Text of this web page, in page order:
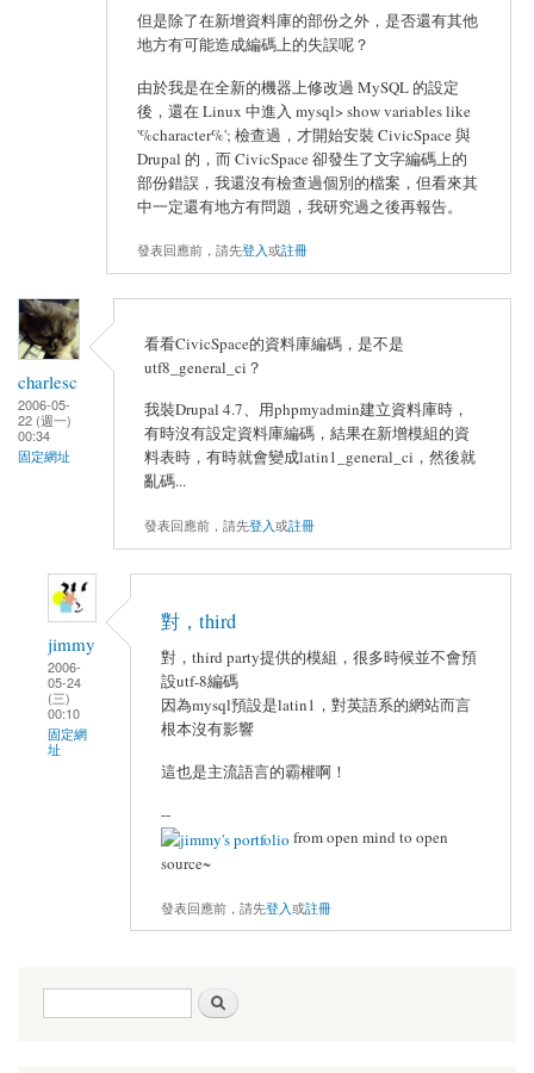
但是除了在新增資料庫的部份之外，是否還有其他
地方有可能造成編碼上的失誤呢？
由於我是在全新的機器上修改過 MySQL 的設定
後，還在 Linux 中進入 mysql> show variables like
'%character%'; 檢查過，才開始安裝 CivicSpace 與
Drupal 的，而 CivicSpace 卻發生了文字編碼上的
部份錯誤，我還沒有檢查過個別的檔案，但看來其
中一定還有地方有問題，我研究過之後再報告。
發表回應前，請先登入或註冊
charlesc
2006-05-
22 (週一)
00:34
固定網址
看看CivicSpace的資料庫編碼，是不是
utf8_general_ci？
我裝Drupal 4.7、用phpmyadmin建立資料庫時，
有時沒有設定資料庫編碼，結果在新增模組的資
料表時，有時就會變成latin1_general_ci，然後就
亂碼...
發表回應前，請先登入或註冊
jimmy
2006-
05-24
(三)
00:10
固定網
址
對，third
對，third party提供的模組，很多時候並不會預
設utf-8編碼
因為mysql預設是latin1，對英語系的網站而言
根本沒有影響
這也是主流語言的霸權啊！
--
from open mind to open
source~
發表回應前，請先登入或註冊
搜尋表單